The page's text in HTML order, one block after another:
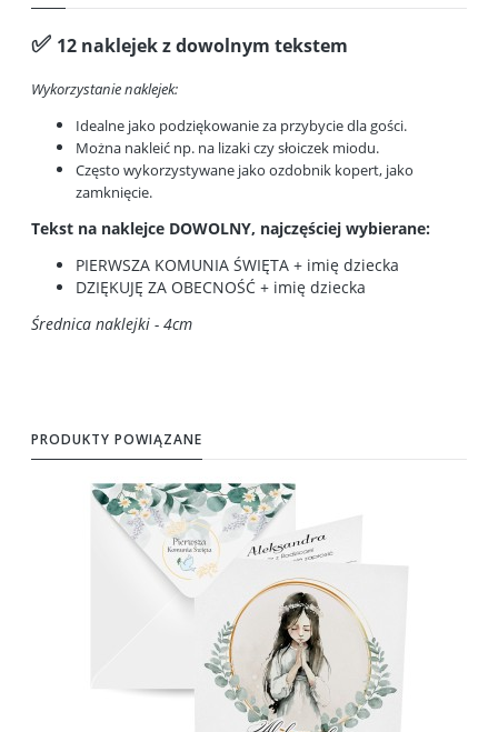
✅ 12 naklejek z dowolnym tekstem
Wykorzystanie naklejek:
Idealne jako podziękowanie za przybycie dla gości.
Można nakleić np. na lizaki czy słoiczek miodu.
Często wykorzystywane jako ozdobnik kopert, jako
zamknięcie.
Tekst na naklejce DOWOLNY, najczęściej wybierane:
PIERWSZA KOMUNIA ŚWIĘTA + imię dziecka
DZIĘKUJĘ ZA OBECNOŚĆ + imię dziecka
Średnica naklejki - 4cm
PRODUKTY POWIĄZANE